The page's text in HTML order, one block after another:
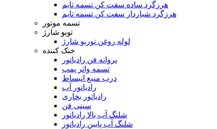
هرزگرد ساده سفت کن تسمه تایم
هرزگرد شیاردار سفت کن تسمه تایم
تسمه موتور
توبو شارژ
لوله روغن توربو شارژ
خنک کننده
پروانه فن رادیاتور
تسمه واتر پمپ
درب منبع انبساط
رادیاتور آب
رادیاتور بخاری
سینی فن
شلنگ آب بالا رادیاتور
شلنگ آب پایین رادیاتور